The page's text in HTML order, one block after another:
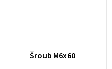
Šroub M6x60